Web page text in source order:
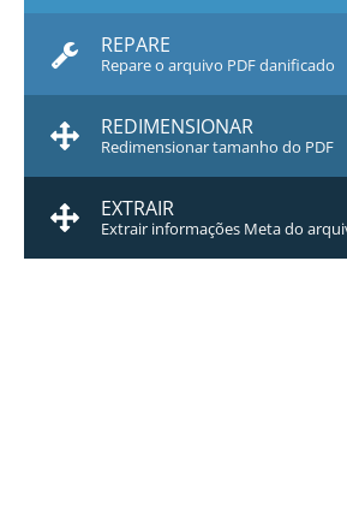
REPARE
Repare o arquivo PDF danificado
REDIMENSIONAR
Redimensionar tamanho do PDF
EXTRAIR
Extrair informações Meta do